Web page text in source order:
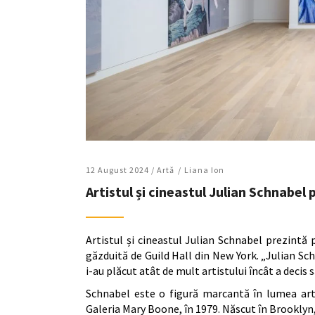
12 August 2024 / Artǎ Liana Ion
Artistul și cineastul Julian
Artistul și cineastul Julian Schnabel
găzduită de Guild Hall din New York. „Julian
i-au plăcut atât de mult artistului încât a decis
Schnabel este o figură marcantă în lumea
Galeria Mary Boone, în 1979. Născut în